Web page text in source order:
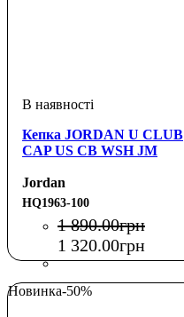
Кепка JORDAN U CLUB
CAP US CB WSH JM
Jordan
HQ1963-100
1 890.00грн
1 320.00грн
Новинка-50%